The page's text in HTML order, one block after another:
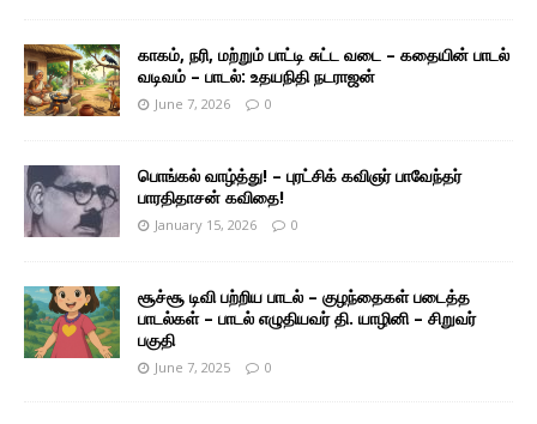
காகம், நரி, மற்றும் பாட்டி சுட்ட வடை – கதையின் பாடல்
வடிவம் – பாடல்: உதயநிதி நடராஜன்
June 7, 2026 0
பொங்கல் வாழ்த்து! – புரட்சிக் கவிஞர் பாவேந்தர்
பாரதிதாசன் கவிதை!
January 15, 2026 0
சூச்சூ டிவி பற்றிய பாடல் – குழந்தைகள் படைத்த
பாடல்கள் – பாடல் எழுதியவர் தி. யாழினி – சிறுவர்
பகுதி
June 7, 2025 0